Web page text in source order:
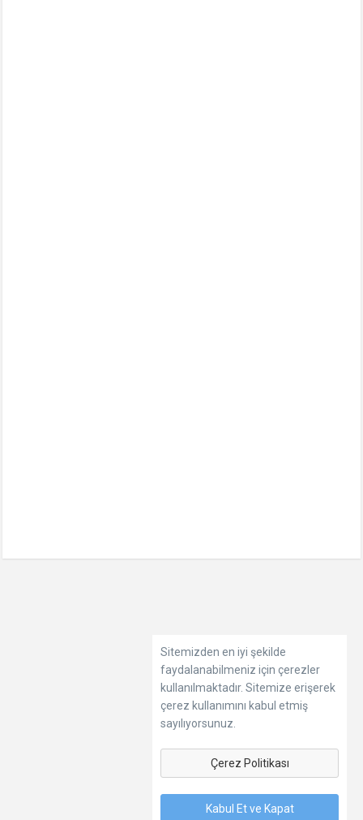
Sitemizden en iyi şekilde
faydalanabilmeniz için çerezler
kullanılmaktadır. Sitemize erişerek
çerez kullanımını kabul etmiş
sayılıyorsunuz.
Çerez Politikası
Kabul Et ve Kapat